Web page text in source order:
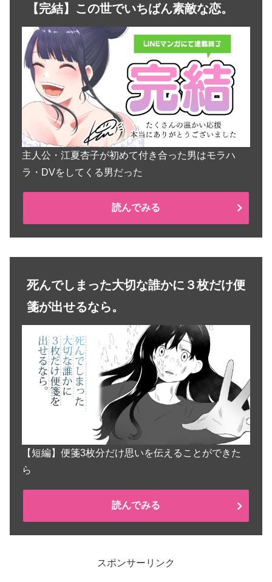
【完結】この世でいちばん素敵な恋。
主人公・江夏杏子が初めて付き合った男はモラハ
ラ・DVをしてくる男だった
読んでみる
死んでしまった大切な誰かに３枚だけ便
箋が出せるなら。
【短編】便箋3枚分だけ思いを伝えることができた
ら
読んでみる
スポンサーリンク